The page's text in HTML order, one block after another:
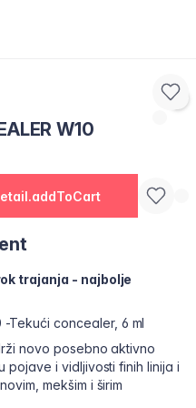
W10
trajanja - najbolje
-Tekući concealer, 6 ml
novo posebno aktivno
pojave i vidljivosti finih linija i
mekšim i širim